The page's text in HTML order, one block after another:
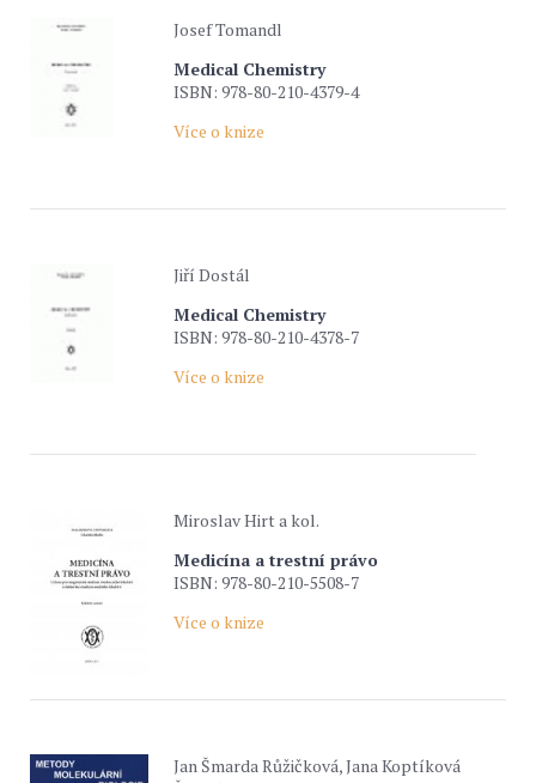
Josef Tomandl
Medical Chemistry
ISBN: 978-80-210-4379-4
Více o knize
Jiří Dostál
Medical Chemistry
ISBN: 978-80-210-4378-7
Více o knize
Miroslav Hirt a kol.
Medicína a trestní právo
ISBN: 978-80-210-5508-7
Více o knize
Jan Šmarda Růžičková, Jana Koptíková